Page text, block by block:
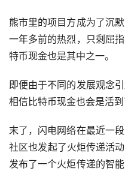
熊市里的项目方成为了沉
一年多前的热烈，只剩屈
特币现金也是其中之一。
即便由于不同的发展观念
相信比特币现金也会是活
末了，闪电网络在最近一
社区也发起了火炬传递活
发布了一个火炬传递的智